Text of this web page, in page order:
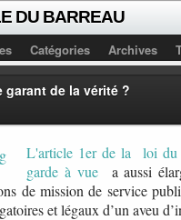
DU BARREAU
Catégories Archives
garant de la vérité ?
L'article 1er de la loi du
garde à vue
a aussi
de mission de service
et légaux d’un aveu